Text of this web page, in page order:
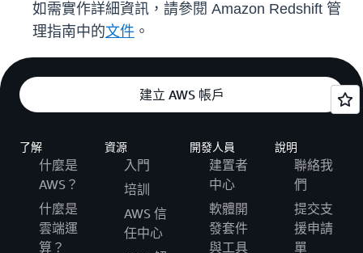
如需實作詳細資訊，請參閱 Amazon Redshift 管
理指南中的文件 。
建立 AWS 帳戶
了解
什麼是
AWS？
什麼是
雲端運
算？
資源
入門
培訓
AWS 信
任中心
開發人員
建置者
中心
軟體開
發套件
與工具
說明
聯絡我
們
提交支
援申請
單